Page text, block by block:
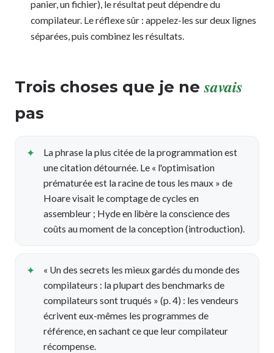
panier, un fichier), le résultat peut dépendre du
compilateur. Le réflexe sûr : appelez-les sur deux lignes
séparées, puis combinez les résultats.
Trois choses que je nesavais
pas
La phrase la plus citée de la programmation est
une citation détournée. Le « l'optimisation
prématurée est la racine de tous les maux » de
Hoare visait le comptage de cycles en
assembleur ; Hyde en libère la conscience des
coûts au moment de la conception (introduction).
« Un des secrets les mieux gardés du monde des
compilateurs : la plupart des benchmarks de
compilateurs sont truqués » (p. 4) : les vendeurs
écrivent eux-mêmes les programmes de
référence, en sachant ce que leur compilateur
récompense.